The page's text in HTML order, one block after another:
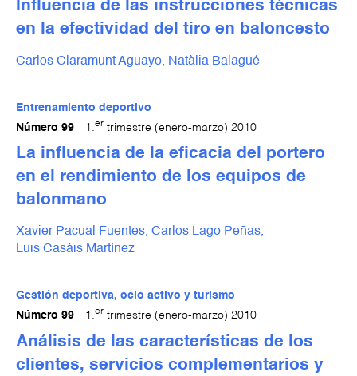
Influencia de las instrucciones técnicas
en la efectividad del tiro en baloncesto
Carlos Claramunt Aguayo, Natàlia Balagué
Entrenamiento deportivo
Número 99
1. er trimestre (enero-marzo) 2010
La influencia de la eficacia del portero
en el rendimiento de los equipos de
balonmano
Xavier Pacual Fuentes, Carlos Lago Peñas,
Luis Casáis Martínez
Gestión deportiva, ocio activo y turismo
Número 99
1.er trimestre (enero-marzo) 2010
Análisis de las características de los
clientes, servicios complementarios y